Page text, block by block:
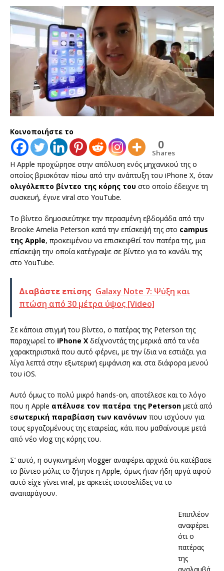
Κοινοποιήστε το
0
Shares
Η Apple προχώρησε στην απόλυση ενός μηχανικού της ο
οποίος βρισκόταν πίσω από την ανάπτυξη του iPhone X, όταν
ολιγόλεπτο βίντεο της κόρης του στο οποίο έδειχνε τη
συσκευή, έγινε viral στο YouTube.
Το βίντεο δημοσιεύτηκε την περασμένη εβδομάδα από την
Brooke Amelia Peterson κατά την επίσκεψή της στο campus
της Apple, προκειμένου να επισκεφθεί τον πατέρα της, μια
επίσκεψη την οποία κατέγραψε σε βίντεο για το κανάλι της
στο YouTube.
Διαβάστε επίσης Galaxy Note 7: Ψύξη και
πτώση από 30 μέτρα ύψος [Video]
Σε κάποια στιγμή του βίντεο, ο πατέρας της Peterson της
παραχωρεί το iPhone X δείχνοντάς της μερικά από τα νέα
χαρακτηριστικά που αυτό φέρνει, με την ίδια να εστιάζει για
λίγα λεπτά στην εξωτερική εμφάνιση και στα διάφορα μενού
του iOS.
Αυτό όμως το πολύ μικρό hands-on, αποτέλεσε και το λόγο
που η Apple απέλυσε τον πατέρα της Peterson μετά από
εσωτερική παραβίαση των κανόνων που ισχύουν για
τους εργαζομένους της εταιρείας, κάτι που μαθαίνουμε μετά
από νέο vlog της κόρης του.
Σ’ αυτό, η συγκινημένη vlogger αναφέρει αρχικά ότι κατέβασε
το βίντεο μόλις το ζήτησε η Apple, όμως ήταν ήδη αργά αφού
αυτό είχε γίνει viral, με αρκετές ιστοσελίδες να το
αναπαράγουν.
Επιπλέον
αναφέρει
ότι ο
πατέρας
της